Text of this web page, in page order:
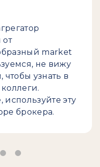
market
не вижу
чтобы узнать в
используйте эту
брокера.